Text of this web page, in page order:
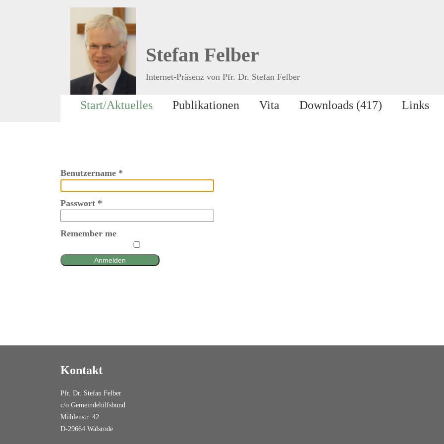
Stefan Felber
Internet-Präsenz von Pfr. Dr. Stefan Felber
Start/Aktuelles Publikationen Vita Downloads (417) Links
Benutzername *
Passwort *
Remember me
Anmelden
Kontakt
Pfr. Dr. Stefan Felber
c/o Gemeindehilfsbund
Mühlenstr. 42
D-29664 Walsrode